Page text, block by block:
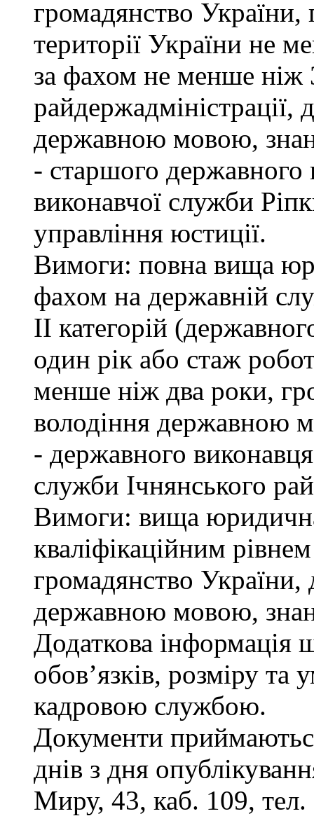
громадянство
території України не
за фахом не менше ніж
райдержадміністрації,
державною мовою,
- старшого державного
виконавчої служби
управління юстиції.
Вимоги: повна вища
фахом на державній
ІІ категорій
один рік або стаж
менше ніж два роки,
володіння державною
- державного
служби Ічнянського
Вимоги: вища юридична
кваліфікаційним
громадянство України,
державною мовою,
Додаткова інформація
обов’язків, розміру та
кадровою службою.
Документи
днів з дня
Миру, 43, каб. 109,